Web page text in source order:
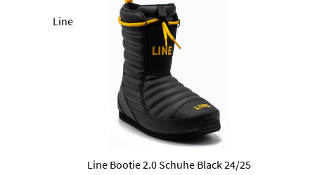
Line
Line Bootie 2.0 Schuhe Black 24/25